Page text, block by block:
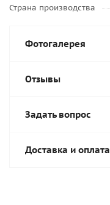
Страна производства
Фотогалерея
Отзывы
Задать вопрос
Доставка и оплата